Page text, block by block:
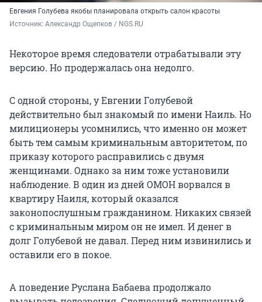
Евгения Голубева якобы планировала открыть салон красоты
Источник: Александр Ощепков / NGS.RU
Некоторое время следователи отрабатывали эту
версию. Но продержалась она недолго.
С одной стороны, у Евгении Голубевой
действительно был знакомый по имени Наиль. Но
милиционеры усомнились, что именно он может
быть тем самым криминальным авторитетом, по
приказу которого расправились с двумя
женщинами. Однако за ним тоже установили
наблюдение. В один из дней ОМОН ворвался в
квартиру Наиля, который оказался
законопослушным гражданином. Никаких связей
с криминальным миром он не имел. И денег в
долг Голубевой не давал. Перед ним извинились и
оставили его в покое.
А поведение Руслана Бабаева продолжало